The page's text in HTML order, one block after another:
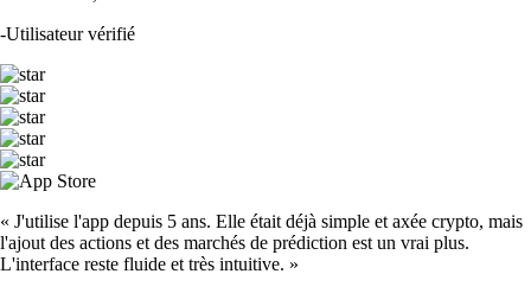
-Utilisateur vérifié
« J'utilise l'app depuis 5 ans. Elle était déjà simple et axée crypto, mais
l'ajout des actions et des marchés de prédiction est un vrai plus.
L'interface reste fluide et très intuitive. »